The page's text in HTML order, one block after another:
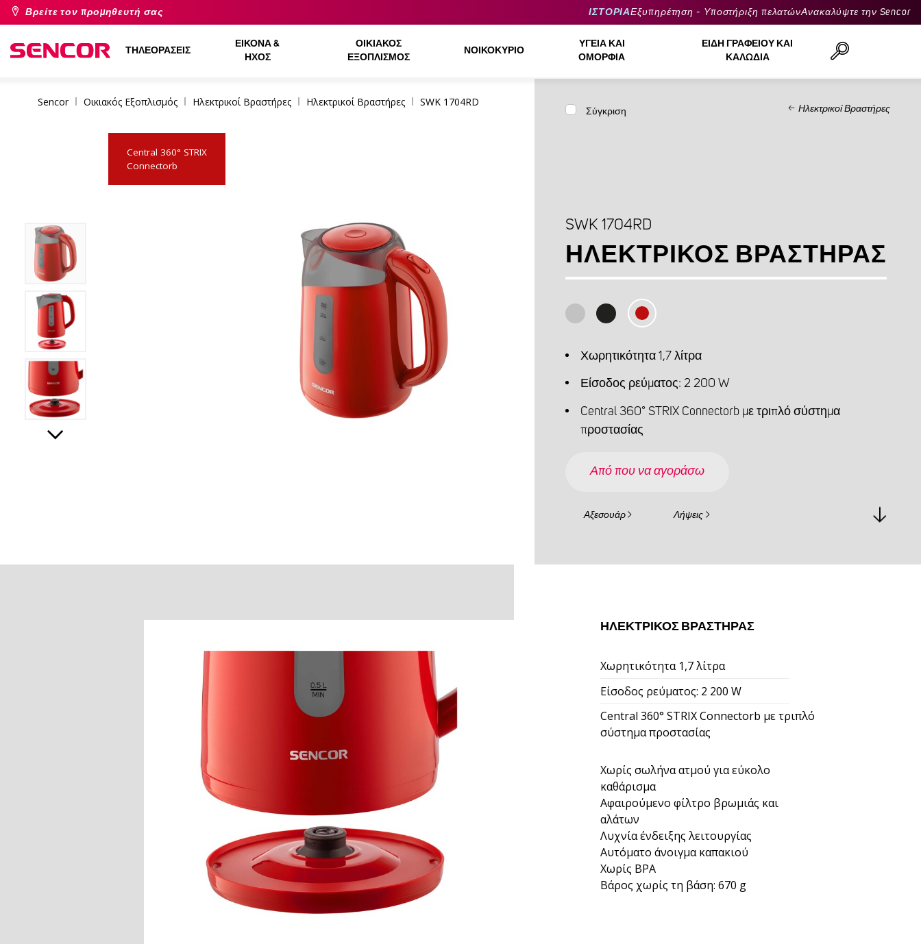
Βρείτε τον προμηθευτή σας ΙΣΤΟΡΙΑΕξυπηρέτηση - Υποστήριξη πελατώνΑνακαλύψτε την Sencor
ΤΗΛΕΟΡΆΣΕΙΣ
ΕΙΚΌΝΑ &
ΉΧΟΣ
ΟΙΚΙΑΚΌΣ
ΕΞΟΠΛΙΣΜΌΣ
ΝΟΙΚΟΚΥΡΙΌ
ΥΓΕΊΑ ΚΑΙ
ΟΜΟΡΦΙΆ
ΕΊΔΗ ΓΡΑΦΕΊΟΥ ΚΑΙ
ΚΑΛΏΔΙΑ
Sencor Οικιακός Εξοπλισμός Ηλεκτρικοί Βραστήρες Ηλεκτρικοί Βραστήρες SWK 1704RD
Central 360° STRIX
Connectorb
Σύγκριση Ηλεκτρικοί Βραστήρες
SWK 1704RD
ΗΛΕΚΤΡΙΚΌΣ ΒΡΑΣΤΉΡΑΣ
Χωρητικότητα 1,7 λίτρα
Είσοδος ρεύματος: 2 200 W
Central 360° STRIX Connectorb με τριπλό σύστημα
προστασίας
Από που να αγοράσω
Αξεσουάρ Λήψεις
ΗΛΕΚΤΡΙΚΌΣ ΒΡΑΣΤΉΡΑΣ
Χωρητικότητα 1,7 λίτρα
Είσοδος ρεύματος: 2 200 W
Central 360° STRIX Connectorb με τριπλό
σύστημα προστασίας
Χωρίς σωλήνα ατμού για εύκολο
καθάρισμα
Αφαιρούμενο φίλτρο βρωμιάς και
αλάτων
Λυχνία ένδειξης λειτουργίας
Αυτόματο άνοιγμα καπακιού
Χωρίς BPA
Βάρος χωρίς τη βάση: 670 g